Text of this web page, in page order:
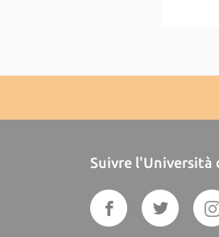
Suivre l'Università